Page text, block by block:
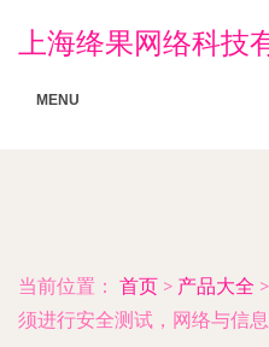
上海绛果网络科技
MENU
当前位置： 首页 > 产品大全 >
须进行安全测试，网络与信